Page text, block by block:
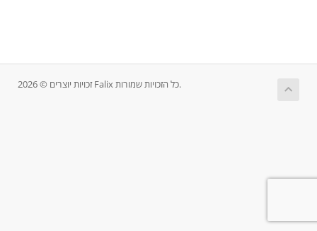
זכויות יוצרים © 2026 Falix כל הזכויות שמורות.